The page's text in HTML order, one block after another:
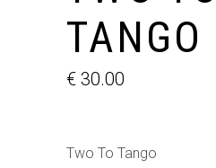
TANGO
€ 30.00
Two To Tango